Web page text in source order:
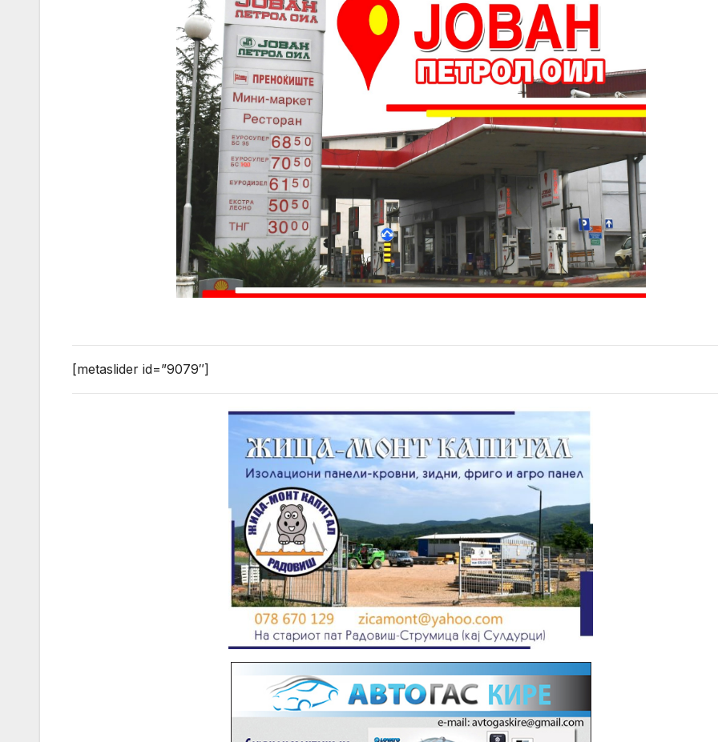
[metaslider id=”9079″]